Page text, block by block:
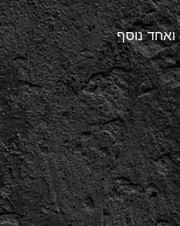
מידות: 587 ס"מ אורך , 239 ס"מ רוחב, 130 ס"מ גובה | מקומות ישיבה: 4 ואחד נוסף